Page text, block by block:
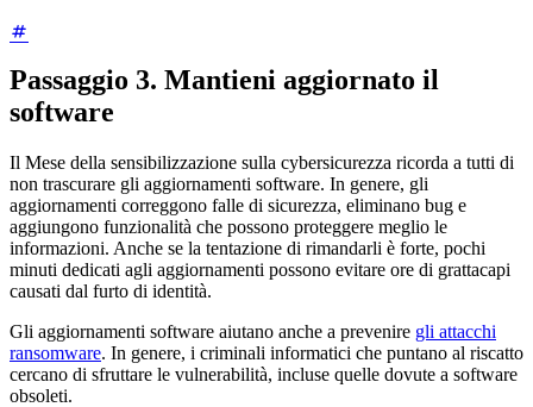
Passaggio 3. Mantieni aggiornato il
software
Il Mese della sensibilizzazione sulla cybersicurezza ricorda a tutti di
non trascurare gli aggiornamenti software. In genere, gli
aggiornamenti correggono falle di sicurezza, eliminano bug e
aggiungono funzionalità che possono proteggere meglio le
informazioni. Anche se la tentazione di rimandarli è forte, pochi
minuti dedicati agli aggiornamenti possono evitare ore di grattacapi
causati dal furto di identità.
Gli aggiornamenti software aiutano anche a prevenire gli attacchi
ransomware. In genere, i criminali informatici che puntano al riscatto
cercano di sfruttare le vulnerabilità, incluse quelle dovute a software
obsoleti.